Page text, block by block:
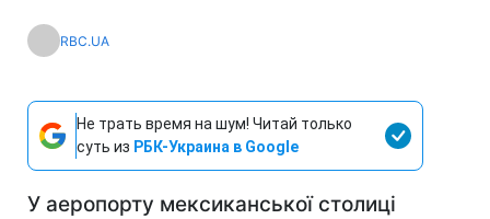
RBC.UA
Не трать время на шум! Читай только
суть из РБК-Украина в Google
У аеропорту мексиканської столиці